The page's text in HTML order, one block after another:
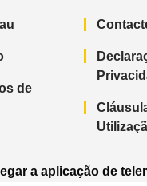
de
a aplicação de